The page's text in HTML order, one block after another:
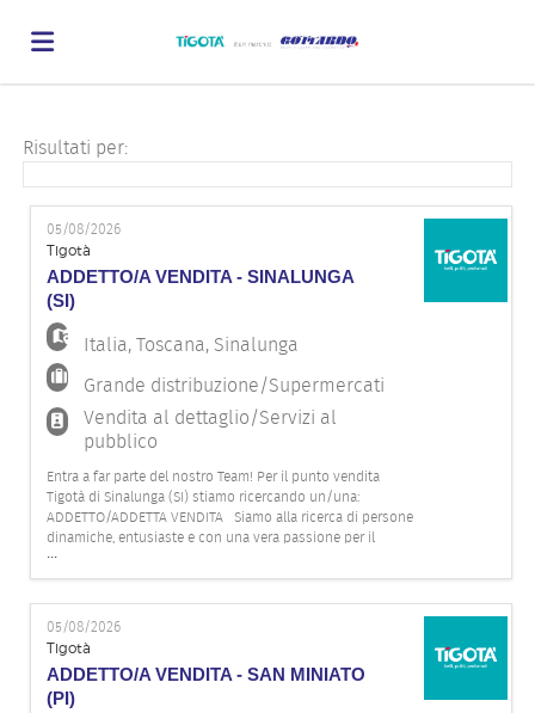
Offerte
di
lavoro
Carica
il
CV
Login
Lingua
EN
FR
Risultati per:
05/08/2026
Tigotà
ADDETTO/A VENDITA - SINALUNGA
(SI)
Italia,Toscana, Sinalunga
Grande distribuzione/Supermercati
Vendita al dettaglio/Servizi al
pubblico
Entra a far parte del nostro Team! Per il punto vendita
Tigotà di Sinalunga (SI) stiamo ricercando un/una:
ADDETTO/ADDETTA VENDITA Siamo alla ricerca di persone
dinamiche, entusiaste e con una vera passione per il
mondo della vendita! Se ami il contatto con il pubblico e ti
piace lavorare in squadra, in un ambiente vivace e
...
05/08/2026
Tigotà
ADDETTO/A VENDITA - SAN MINIATO
(PI)